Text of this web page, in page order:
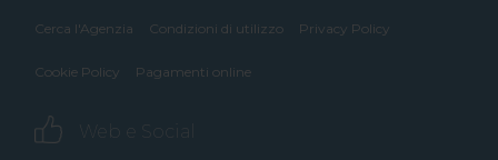
Cerca l'Agenzia Condizioni di utilizzo Privacy Policy
Cookie Policy Pagamenti online
Web e Social